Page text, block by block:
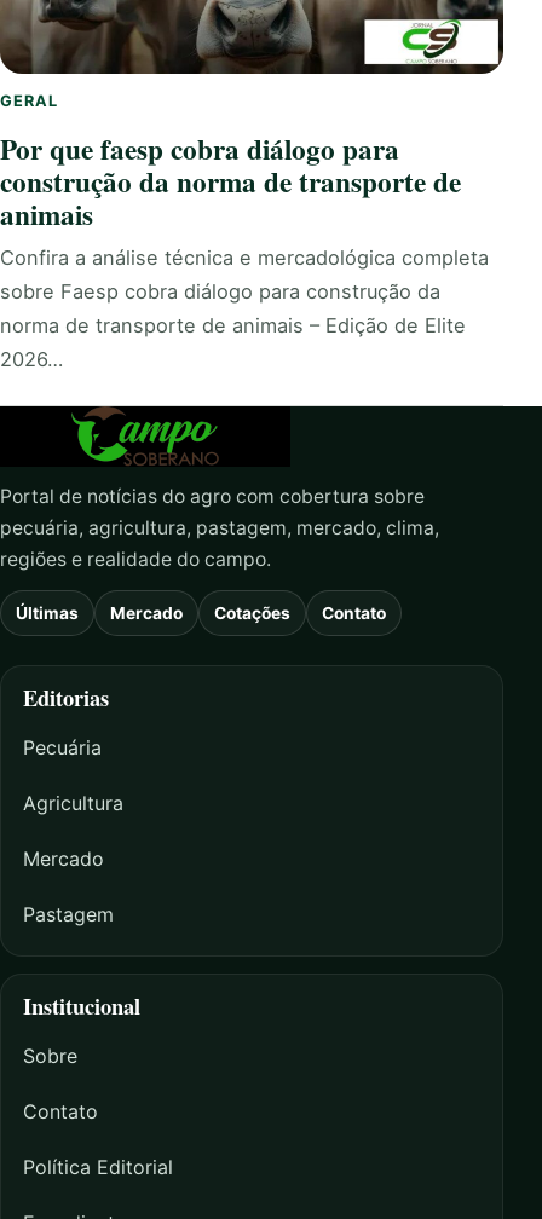
GERAL
Por que faesp cobra diálogo para
construção da norma de transporte de
animais
Confira a análise técnica e mercadológica completa
sobre Faesp cobra diálogo para construção da
norma de transporte de animais – Edição de Elite
2026…
Portal de notícias do agro com cobertura sobre
pecuária, agricultura, pastagem, mercado, clima,
regiões e realidade do campo.
Últimas Mercado Cotações Contato
Editorias
Pecuária
Agricultura
Mercado
Pastagem
Institucional
Sobre
Contato
Política Editorial